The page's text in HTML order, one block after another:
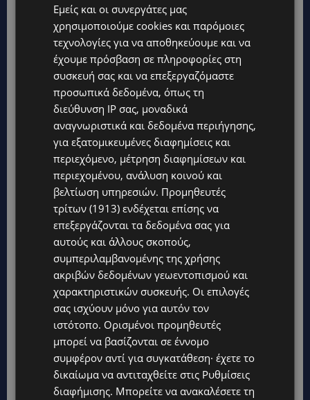
Topics
UPDATES
ΑΛΕΞΙΑ ΠΟΤΑΜΙΤΟΥ: Από την προσωπική απώλεια στην
κοινωνική προσφορά – Αναλαμβάνει το χαρτοφυλάκιο
Κοινωνικής Πρόνοιας στον ΔΗΣΥ
UPDATES
44ο ΦΕΣΤΙΒΑΛ ΛΕΥΚΑΡΩΝ: «Ο άνθρωπος είναι ο πολιτισμός»
– Η ξεχωριστή τιμή που επιφύλαξαν τα Λεύκαρα-(Βίντεο)
UPDATES
ΜΑΚΑΡΙΟΣ ΔΡΟΥΣΙΩΤΗΣ: Ζητά τη στήριξη του κοινού για τα
δικαστικά έξοδα-Τι λέει ο ίδιος-(Βίντεο)
ΝΙΚΟΣ ΚΑΖΑΝΤΖΑΚΗΣ: Γιατί το έργο του εξακολουθεί να μας
Εμείς και οι συνεργάτες μας
χρησιμοποιούμε cookies και παρόμοιες
τεχνολογίες για να αποθηκεύουμε και να
έχουμε πρόσβαση σε πληροφορίες στη
συσκευή σας και να επεξεργαζόμαστε
προσωπικά δεδομένα, όπως τη
διεύθυνση IP σας, μοναδικά
αναγνωριστικά και δεδομένα περιήγησης,
για εξατομικευμένες διαφημίσεις και
περιεχόμενο, μέτρηση διαφημίσεων και
περιεχομένου, ανάλυση κοινού και
βελτίωση υπηρεσιών. Προμηθευτές
τρίτων (1913) ενδέχεται επίσης να
επεξεργάζονται τα δεδομένα σας για
αυτούς και άλλους σκοπούς,
συμπεριλαμβανομένης της χρήσης
ακριβών δεδομένων γεωεντοπισμού και
χαρακτηριστικών συσκευής. Οι επιλογές
σας ισχύουν μόνο για αυτόν τον
ιστότοπο. Ορισμένοι προμηθευτές
μπορεί να βασίζονται σε έννομο
συμφέρον αντί για συγκατάθεση· έχετε το
δικαίωμα να αντιταχθείτε στις Ρυθμίσεις
διαφήμισης. Μπορείτε να ανακαλέσετε τη